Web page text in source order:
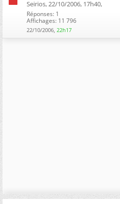
Seirios, 22/10/2006, 17h40, ‎
Réponses: 1
Affichages: 11 796
22/10/2006, 22h17